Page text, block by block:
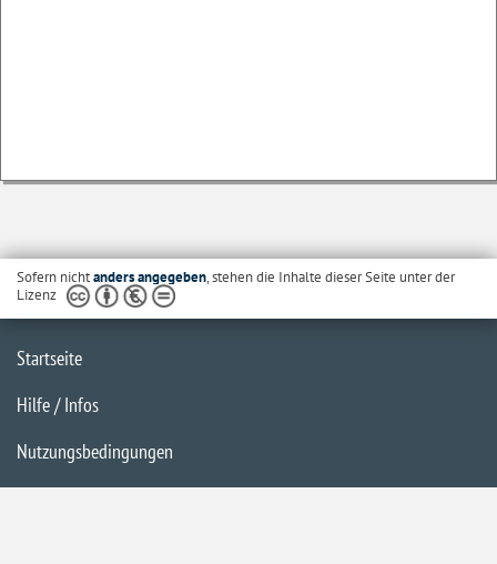
Sofern nichtanders angegeben, stehen die Inhalte dieser Seite unter der
Lizenz
Startseite
Hilfe / Infos
Nutzungsbedingungen